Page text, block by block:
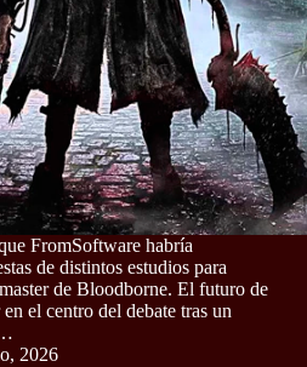
FromSoftware habría
de distintos estudios para
de Bloodborne. El futuro de
el centro del debate tras un
2026